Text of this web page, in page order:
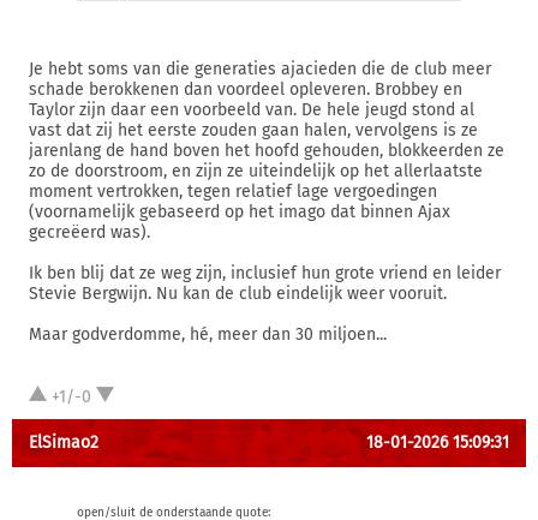
Je hebt soms van die generaties ajacieden die de club meer
schade berokkenen dan voordeel opleveren. Brobbey en
Taylor zijn daar een voorbeeld van. De hele jeugd stond al
vast dat zij het eerste zouden gaan halen, vervolgens is ze
jarenlang de hand boven het hoofd gehouden, blokkeerden ze
zo de doorstroom, en zijn ze uiteindelijk op het allerlaatste
moment vertrokken, tegen relatief lage vergoedingen
(voornamelijk gebaseerd op het imago dat binnen Ajax
gecreëerd was).
Ik ben blij dat ze weg zijn, inclusief hun grote vriend en leider
Stevie Bergwijn. Nu kan de club eindelijk weer vooruit.
Maar godverdomme, hé, meer dan 30 miljoen...
+1/-0
ElSimao2 18-01-2026 15:09:31
open/sluit de onderstaande quote: